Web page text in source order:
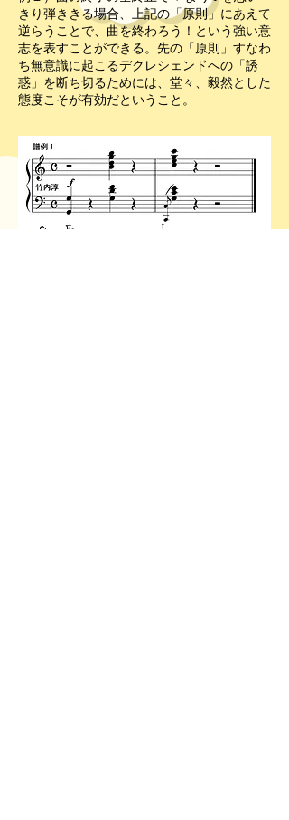
きり弾ききる場合、上記の「原則」にあえて
逆らうことで、曲を終わろう！という強い意
志を表すことができる。先の「原則」すなわ
ち無意識に起こるデクレシェンドへの「誘
惑」を断ち切るためには、堂々、毅然とした
態度こそが有効だということ。